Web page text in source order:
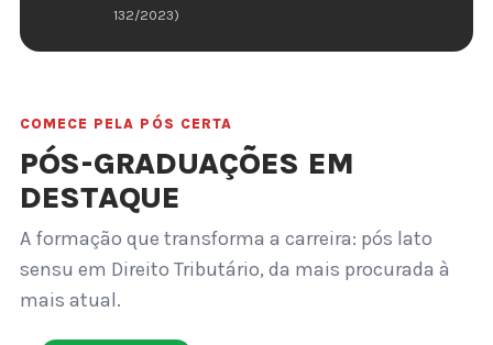
132/2023)
COMECE PELA PÓS CERTA
PÓS-GRADUAÇÕES EM
DESTAQUE
A formação que transforma a carreira: pós lato
sensu em Direito Tributário, da mais procurada à
mais atual.